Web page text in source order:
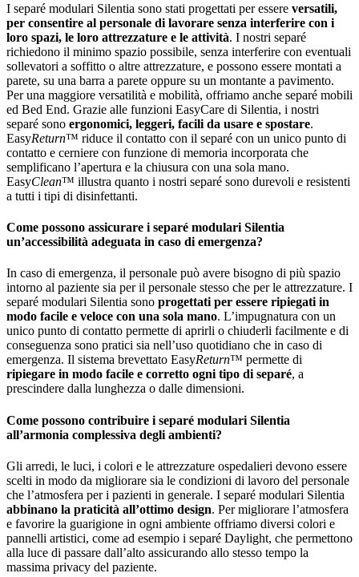
I separé modulari Silentia sono stati progettati per essere versatili,
per consentire al personale di lavorare senza interferire con i
loro spazi, le loro attrezzature e le attività. I nostri separé
richiedono il minimo spazio possibile, senza interferire con eventuali
sollevatori a soffitto o altre attrezzature, e possono essere montati a
parete, su una barra a parete oppure su un montante a pavimento.
Per una maggiore versatilità e mobilità, offriamo anche separé mobili
ed Bed End. Grazie alle funzioni EasyCare di Silentia, i nostri
separé sono ergonomici, leggeri, facili da usare e spostare.
EasyReturn™ riduce il contatto con il separé con un unico punto di
contatto e cerniere con funzione di memoria incorporata che
semplificano l’apertura e la chiusura con una sola mano.
EasyClean™ illustra quanto i nostri separé sono durevoli e resistenti
a tutti i tipi di disinfettanti.
Come possono assicurare i separé modulari Silentia
un’accessibilità adeguata in caso di emergenza?
In caso di emergenza, il personale può avere bisogno di più spazio
intorno al paziente sia per il personale stesso che per le attrezzature. I
separé modulari Silentia sono progettati per essere ripiegati in
modo facile e veloce con una sola mano. L’impugnatura con un
unico punto di contatto permette di aprirli o chiuderli facilmente e di
conseguenza sono pratici sia nell’uso quotidiano che in caso di
emergenza. Il sistema brevettato EasyReturn™ permette di
ripiegare in modo facile e corretto ogni tipo di separé, a
prescindere dalla lunghezza o dalle dimensioni.
Come possono contribuire i separé modulari Silentia
all’armonia complessiva degli ambienti?
Gli arredi, le luci, i colori e le attrezzature ospedalieri devono essere
scelti in modo da migliorare sia le condizioni di lavoro del personale
che l’atmosfera per i pazienti in generale. I separé modulari Silentia
abbinano la praticità all’ottimo design. Per migliorare l’atmosfera
e favorire la guarigione in ogni ambiente offriamo diversi colori e
pannelli artistici, come ad esempio i separé Daylight, che permettono
alla luce di passare dall’alto assicurando allo stesso tempo la
massima privacy del paziente.